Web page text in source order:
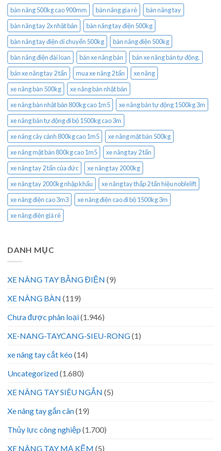
bàn nâng 500kg cao 900mm bàn nâng gía rẻ
bàn nâng tay
bàn nâng tay 2x nhật bản
bàn nâng tay điện 500kg
bàn nâng tay điện di chuyển 500kg
bàn nâng điện 500kg
bàn nâng điện đài loan
bán xe nâng bàn
bán xe nâng bán tự động.
bán xe nâng tay 2 tấn
mua xe nâng 2 tấn
xe nâng
xe nâng bàn 500kg
xe nâng bàn nhật bản
xe nâng bàn nhật bản 800kg cao 1m5
xe nâng bán tự động 1500kg 3m
xe nâng bán tự động đi bộ 1500kg cao 3m
xe nâng cây cảnh 800kg cao 1m5
xe nâng mặt bàn 500kg
xe nâng mặt bàn 800kg cao 1m5
xe nâng tay 2 tấn
xe nâng tay 2 tấn của đức
xe nâng tay 2000kg
xe nâng tay 2000kg nhập khẩu
xe nâng tay thấp 2 tấn hiệu noblelift
xe nâng điện cao 3m3
xe nâng điện cao đi bộ 1500kg 3m
xe nâng điện giá rẻ
DANH MỤC
XE NÂNG TAY BẰNG ĐIỆN (9)
XE NÂNG BÀN (119)
Chưa được phân loại(1.946)
XE-NANG-TAYCANG-SIEU-RONG(1)
xe nâng tay cắt kéo (14)
Uncategorized(1.680)
XE NÂNG TAY SIÊU NGẮN (5)
Xe nâng tay gắn cân(19)
Thủy lực công nghiệp (1.700)
XE NÂNG TAY MẠ KẼM (5)